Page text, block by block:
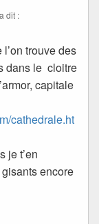
a dit :
l’on trouve des
dans le cloitre
capitale
cathedrale.ht
je t’en
encore